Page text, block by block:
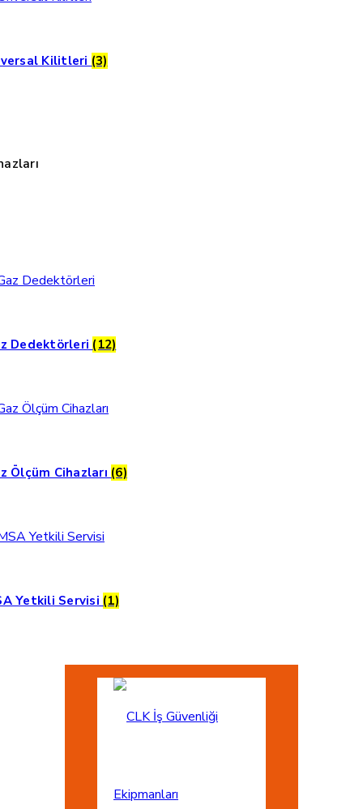
Kilitleri (3)
Dedektörleri (12)
Ölçüm Cihazları (6)
Yetkili Servisi (1)